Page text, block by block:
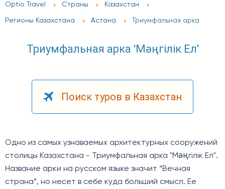
Optio Travel Страны Казахстан
Регионы Казахстана Астана Триумфальная арка
Триумфальная арка 'Мәңгілік Ел'
Поиск туров в Казахстан
Одно из самых узнаваемых архитектурных сооружений
столицы Казахстана - Триумфальная арка "Мәңгілік Ел".
Название арки на русском языке значит “Вечная
страна”, но несет в себе куда больший смысл. Ее